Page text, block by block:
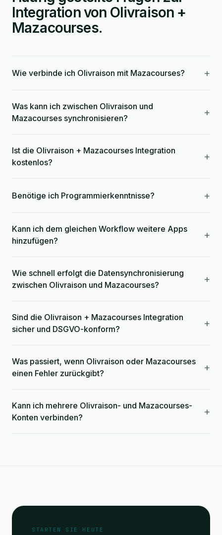
Integration von Olivraison +
Mazacourses.
Wie verbinde ich Olivraison mit Mazacourses? +
Was kann ich zwischen Olivraison und
Mazacourses synchronisieren?
+
Ist die Olivraison + Mazacourses Integration
kostenlos?
+
Benötige ich Programmierkenntnisse? +
Kann ich dem gleichen Workflow weitere Apps
hinzufügen?
+
Wie schnell erfolgt die Datensynchronisierung
zwischen Olivraison und Mazacourses?
+
Sind die Olivraison + Mazacourses Integration
sicher und DSGVO-konform?
+
Was passiert, wenn Olivraison oder Mazacourses
einen Fehler zurückgibt?
+
Kann ich mehrere Olivraison- und Mazacourses-
Konten verbinden?
+
STARTEN SIE HEUTE